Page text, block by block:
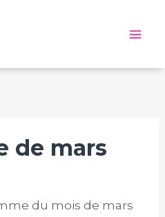
de mars
du mois de mars